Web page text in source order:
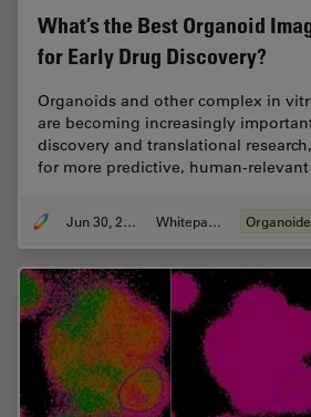
What’s the Best Organoid
for Early Drug Discovery?
Organoids and other complex in
are becoming increasingly
discovery and translational
for more predictive, human-
Jun 30, 2026 Whitepaper